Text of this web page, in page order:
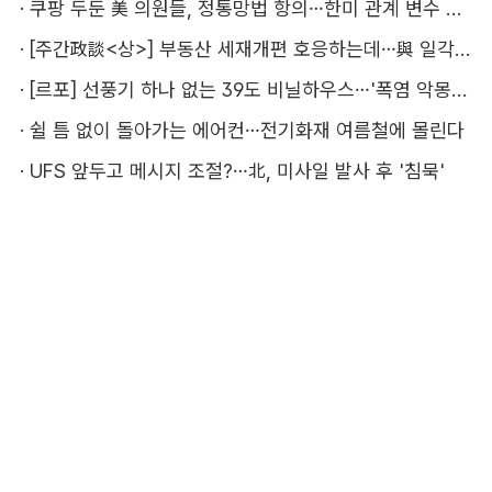
·
쿠팡 두둔 美 의원들, 정통망법 항의…한미 관계 변수 될까
·
[주간政談<상>] 부동산 세재개편 호응하는데…與 일각의 속내
·
[르포] 선풍기 하나 없는 39도 비닐하우스…'폭염 악몽' 꾸는 이주노동자
· 쉴 틈 없이 돌아가는 에어컨…전기화재 여름철에 몰린다
· UFS 앞두고 메시지 조절?…北, 미사일 발사 후 '침묵'